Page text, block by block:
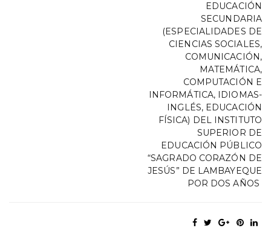
EDUCACIÓN
SECUNDARIA
(ESPECIALIDADES DE
CIENCIAS SOCIALES,
COMUNICACIÓN,
MATEMÁTICA,
COMPUTACIÓN E
INFORMÁTICA, IDIOMAS-
INGLÉS, EDUCACIÓN
FÍSICA) DEL INSTITUTO
SUPERIOR DE
EDUCACIÓN PÚBLICO
“SAGRADO CORAZÓN DE
JESÚS” DE LAMBAYEQUE
POR DOS AÑOS